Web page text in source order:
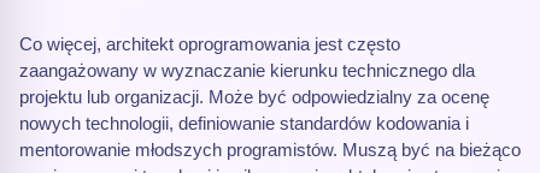
Co więcej, architekt oprogramowania jest często
zaangażowany w wyznaczanie kierunku technicznego dla
projektu lub organizacji. Może być odpowiedzialny za ocenę
nowych technologii, definiowanie standardów kodowania i
mentorowanie młodszych programistów. Muszą być na bieżąco